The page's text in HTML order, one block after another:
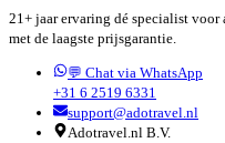
21+ jaar ervaring dé specialist
met de laagste prijsgarantie.
💬 Chat via WhatsApp
+31 6 2519 6331
support@adotravel.nl
Adotravel.nl B.V.